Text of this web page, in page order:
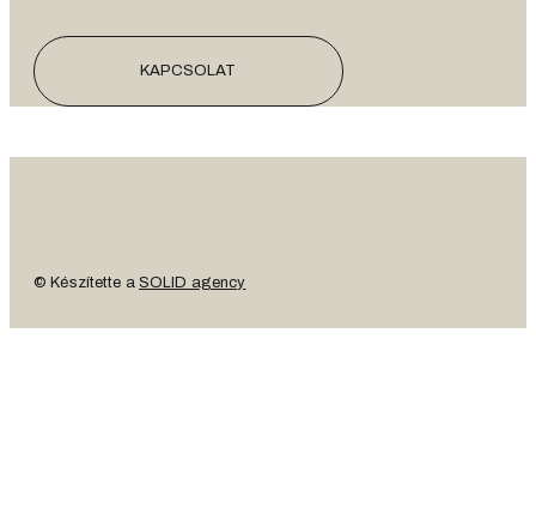
KAPCSOLAT
© Készítette a SOLID agency